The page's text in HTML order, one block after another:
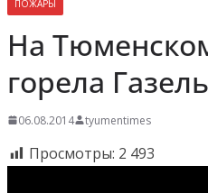
ПОЖАРЫ
На
горела
06.08.2014 tyumentimes
Просмотры: 2 493